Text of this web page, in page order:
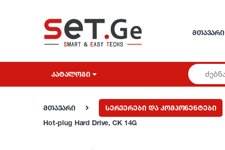
ᲛᲗᲐᲕᲐᲠᲘ
ᲙᲐᲢᲐᲚᲝᲒᲘ
მთავარი სერვერები და კომპონენტები
Hot-plug Hard Drive, CK 14G